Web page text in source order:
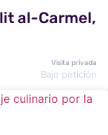
al-Carmel,
Visita privada
Bajo petición